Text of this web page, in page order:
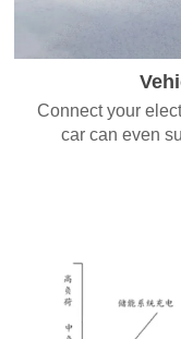
Connect your
car can even